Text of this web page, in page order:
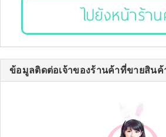
ไปยังหน้าร้า
ข้อมูลติดต่อเจ้าของร้านค้าที่ขายสิน